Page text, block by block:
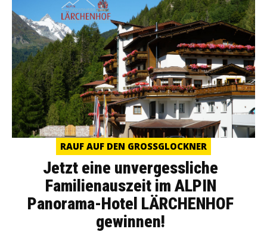
RAUF AUF DEN GROSSGLOCKNER
Jetzt eine unvergessliche
Familienauszeit im ALPIN
Panorama-Hotel LÄRCHENHOF
gewinnen!